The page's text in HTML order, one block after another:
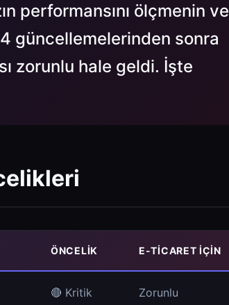
performansını ölçmenin ve
güncellemelerinden sonra
zorunlu hale geldi. İşte
ÖNCELIK E-TICARET İÇIN
🔴 Kritik Zorunlu